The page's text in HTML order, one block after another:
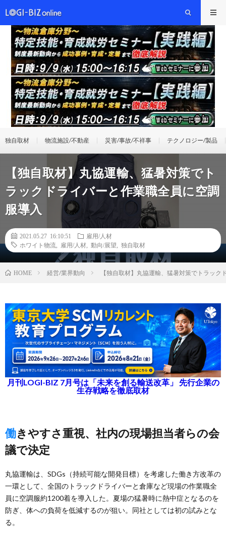
独自取材 物流施設/不動産 災害/事故/不祥事 テクノロジー/製品
【独自取材】丸協運輸、猛暑対策でト
ラックドライバーと作業職全員に空調
服導入
2021.05.27 16:10:51
雇用/人材
ホワイト物流
雇用/人材 動向/展望 独自取材
HOME 経営/業界動向 【独自取材】丸協運輸、猛暑対策でトラッ
月刊LOGI-BIZ 7月号は「未来を創る輸送改革」 先行企業の
生存戦略を徹底取材
働きやすさ重視、社内の現場担当者らの会
議で決定
丸協運輸は、SDGs（持続可能な開発目標）を考慮した働き方改革の
一環として、全国のトラックドライバーと倉庫など現場の作業職全
員に空調服約1200着を導入した。夏場の猛暑時に熱中症となるのを
防ぎ、体への負荷を低減するのが狙い。同社としては初の試みとな
る。